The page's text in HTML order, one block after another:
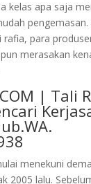
kelas apa saja
rafia, para
merasakan
| Tali
menekuni
2005 lalu.